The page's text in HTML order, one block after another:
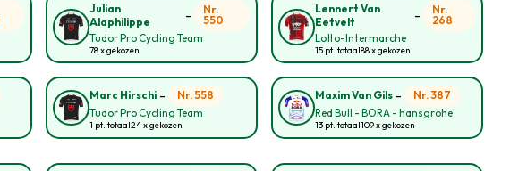
Julian
Alaphilippe
-
Nr.
550
Tudor Pro Cycling Team
78 x gekozen
Lennert Van
Eetvelt
-
Nr.
268
Lotto-Intermarche
15 pt. totaal88 x gekozen
Marc Hirschi-
Nr. 558
Tudor Pro Cycling Team
1 pt. totaal24 x gekozen
Maxim Van Gils-
Nr. 387
Red Bull - BORA - hansgrohe
13 pt. totaal109 x gekozen